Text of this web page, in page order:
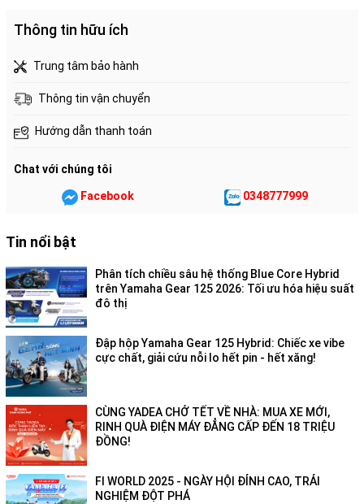
Thông tin hữu ích
Trung tâm bảo hành
Thông tin vận chuyển
Hướng dẫn thanh toán
Chat với chúng tôi
Facebook 0348777999
Tin nổi bật
Phân tích chiều sâu hệ thống Blue Core Hybrid
trên Yamaha Gear 125 2026: Tối ưu hóa hiệu suất
đô thị
Đập hộp Yamaha Gear 125 Hybrid: Chiếc xe vibe
cực chất, giải cứu nỗi lo hết pin - hết xăng!
CÙNG YADEA CHỞ TẾT VỀ NHÀ: MUA XE MỚI,
RINH QUÀ ĐIỆN MÁY ĐẲNG CẤP ĐẾN 18 TRIỆU
ĐỒNG!
FI WORLD 2025 - NGÀY HỘI ĐỈNH CAO, TRẢI
NGHIỆM ĐỘT PHÁ